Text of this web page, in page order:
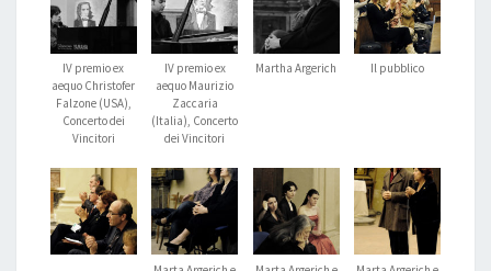
IV premio ex
aequo Christofer
Falzone (USA),
Concerto dei
Vincitori
IV premio ex
aequo Maurizio
Zaccaria
(Italia), Concerto
dei Vincitori
Martha Argerich Il pubblico